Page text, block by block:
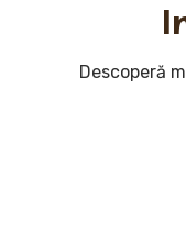
Descoperă